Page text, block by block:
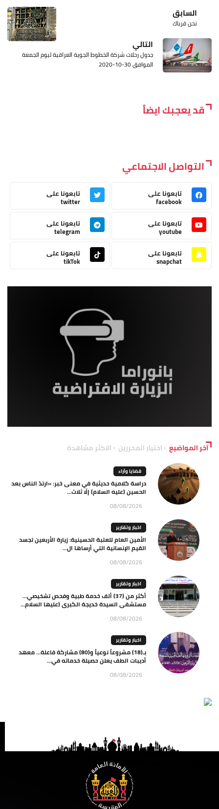
السابق
نحن قرباك
التالي
جدول رحلات شركة الخطوط الجوية العراقية ليوم الجمعة
الموافق 30-10-2020
قد يعجبك ايضاً
التواصل الاجتماعي
تابعونا على
facebook
تابعونا على
twitter
تابعونا على
youtube
تابعونا على
telegram
تابعونا على
snapchat
تابعونا على
tikTok
آخر المواضيع اختيار المحررين الاكثر مشاهدة
قضايا وآراء
دراسة كلامية حديثية في معنى خبر: «ارتدّ الناس بعد
الحسين (عليه السلام) إلّا ثلاث...
08/08/2026
اخبار وتقارير
الأمين العام للعتبة الحسينية: زيارة الأربعين تجسد
القيم الإنسانية التي أرساها ال...
08/08/2026
اخبار وتقارير
أكثر من (37) ألف خدمة طبية وفحص تشخيصي…
مستشفى السيدة خديجة الكبرى (عليها السلام...
08/08/2026
اخبار وتقارير
بـ(18) مشروعاً نوعياً و(80) مشاركة فاعلة… معهد
أديبات الطف يعلن حصيلة خدماته في...
08/08/2026